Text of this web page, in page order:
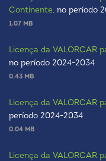
Continente, no período
1.07 MB
Licença da VALORCAR
no período 2024-2034
0.43 MB
Licença da VALORCAR
período 2024-2034
0.04 MB
Licença da VALORCAR